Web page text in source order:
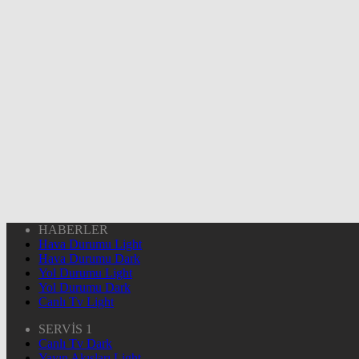
HABERLER
Hava Durumu Light
Hava Durumu Dark
Yol Durumu Light
Yol Durumu Dark
Canlı Tv Light
SERVİS 1
Canlı Tv Dark